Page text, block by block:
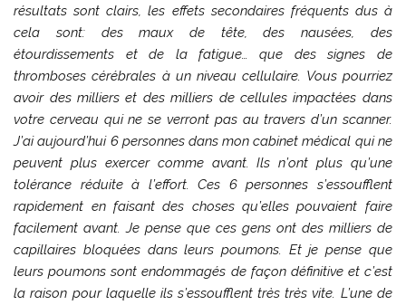
résultats sont clairs, les effets secondaires fréquents dus à
cela sont: des maux de tête, des nausées, des
étourdissements et de la fatigue… que des signes de
thromboses cérébrales à un niveau cellulaire. Vous pourriez
avoir des milliers et des milliers de cellules impactées dans
votre cerveau qui ne se verront pas au travers d’un scanner.
J’ai aujourd’hui 6 personnes dans mon cabinet médical qui ne
peuvent plus exercer comme avant. Ils n’ont plus qu’une
tolérance réduite à l’effort. Ces 6 personnes s’essoufflent
rapidement en faisant des choses qu’elles pouvaient faire
facilement avant. Je pense que ces gens ont des milliers de
capillaires bloquées dans leurs poumons. Et je pense que
leurs poumons sont endommagés de façon définitive et c’est
la raison pour laquelle ils s’essoufflent très très vite. L’une de